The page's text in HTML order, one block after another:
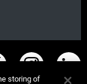
storing of